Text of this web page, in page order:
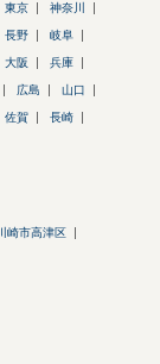
東京 神奈川
長野 岐阜
大阪 兵庫
広島 山口
佐賀 長崎
川崎市高津区